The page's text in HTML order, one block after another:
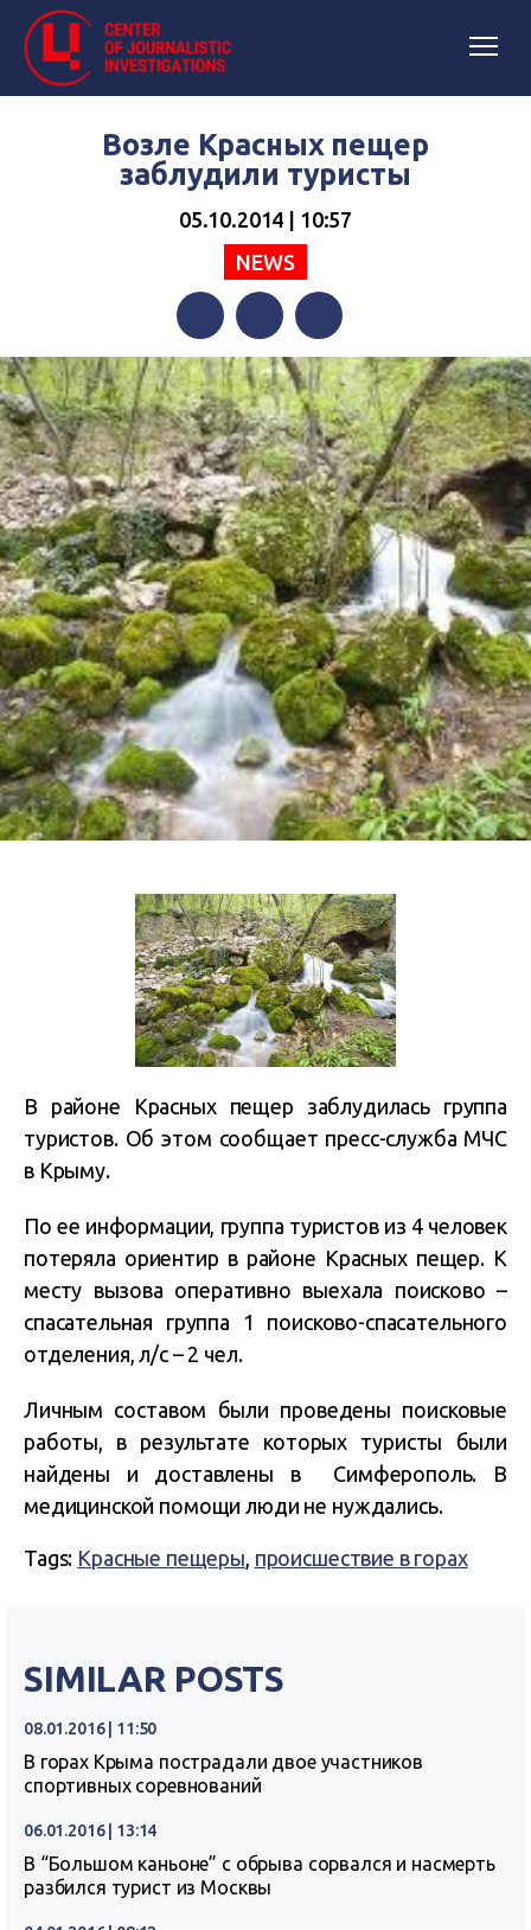
Возле Красных пещер
заблудили туристы
05.10.2014 | 10:57
NEWS
FacebookTwitterTelegram
В районе Красных пещер заблудилась группа
туристов. Об этом сообщает пресс-служба МЧС
в Крыму.
По ее информации, группа туристов из 4 человек
потеряла ориентир в районе Красных пещер. К
месту вызова оперативно выехала поисково –
спасательная группа 1 поисково-спасательного
отделения, л/с – 2 чел.
Личным составом были проведены поисковые
работы, в результате которых туристы были
найдены и доставлены в Симферополь. В
медицинской помощи люди не нуждались.
Tags: Красные пещеры, происшествие в горах
SIMILAR POSTS
08.01.2016 | 11:50
В горах Крыма пострадали двое участников
спортивных соревнований
06.01.2016 | 13:14
В “Большом каньоне” с обрыва сорвался и насмерть
разбился турист из Москвы